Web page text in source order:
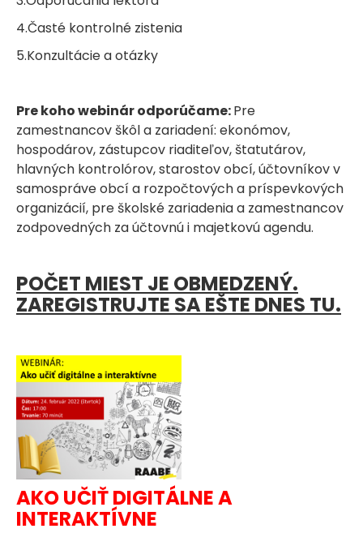
4.Časté kontrolné zistenia
5.Konzultácie a otázky
Pre koho webinár odporúčame:Pre
zamestnancov škôl a zariadení: ekonómov,
hospodárov, zástupcov riaditeľov, štatutárov,
hlavných kontrolórov, starostov obcí, účtovníkov v
samospráve obcí a rozpočtových a príspevkových
organizácií, pre školské zariadenia a zamestnancov
zodpovedných za účtovnú i majetkovú agendu.
POČET MIEST JE OBMEDZENÝ.
ZAREGISTRUJTE SA EŠTE DNES TU.
AKO UČIŤ DIGITÁLNE A
INTERAKTÍVNE